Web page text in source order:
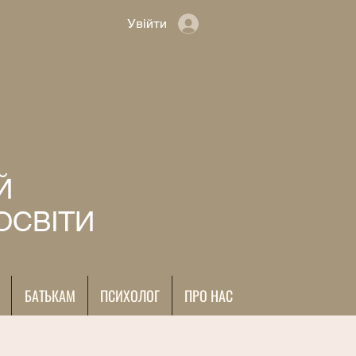
Увійти
БАТЬКАМ ПСИХОЛОГ ПРО НАС